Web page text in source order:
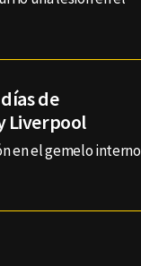
de
Liverpool
en el gemelo interno